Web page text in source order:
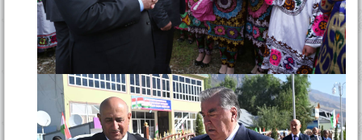
Туризм
Хабарҳо
Наворҳо
Тамос